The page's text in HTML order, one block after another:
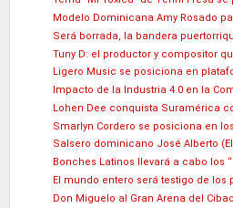
Modelo Dominicana Amy Rosado
Será borrada, la bandera
Tuny D: el productor y compositor
Ligero Music se posiciona en
Impacto de la Industria 4.0 en la
Lohen Dee conquista Suramérica
Smarlyn Cordero se posiciona en
Salsero dominicano José Alberto
Bonches Latinos llevará a cabo los
El mundo entero será testigo de los
Don Miguelo al Gran Arena del